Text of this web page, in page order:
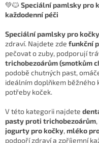
💚🐱 Speciální pamlsky pro
každodenní péči
Speciální pamlsky pro kočky
zdraví. Najdete zde funkční
pečovat o zuby, podporují
trichobezoárům (smotkům
podobě chutných past,
ideálním doplňkem běžného
potřeby koček.
V této kategorii najdete
pasty proti trichobezoárům,
jogurty pro kočky, mléko
podpoří zdraví a zpříjemní